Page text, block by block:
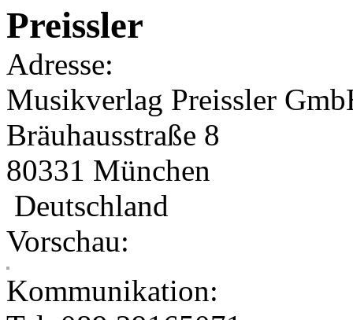
Preissler
Adresse:
Musikverlag Preissler
Bräuhausstraße 8
80331 München
Deutschland
Vorschau:
Kommunikation: